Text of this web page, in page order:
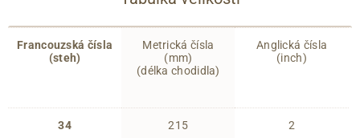
Francouzská čísla
(steh)
34
Metrická čísla
(mm)
(délka chodidla)
215
Anglická čísla
(inch)
2